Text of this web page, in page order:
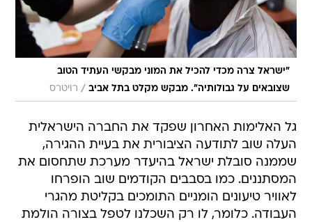
"ישראל צרה מכדי להכיל את המוני מבקשי העתיד הטוב
שצובאים על גבולותיה". מבקש מקלט בתל אביב / רויטרס
גל האלימות האחרון שפקד את החברה הישראלית
העלה שוב לתודעה הציבורית את בעיית ההגירה,
שממנה סובלת ישראל בהיעדר מערכת שתחסום את
המסתננים. כמו בסבבים הקודמים שוב הופרחו
לאוויר טיעונים הומניים התומכים בקליטת מהגרי
העבודה. כלומר, לו רק השכלנו לטפל בצורה הולמת